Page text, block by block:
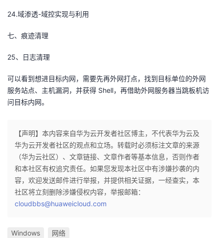
24.域渗透-域控实现与利用
七、痕迹清理
25、日志清理
可以看到想进目标内网，需要先再外网打点，找到目标单位的外网
服务站点、主机漏洞，并获得 Shell，再借助外网服务器当跳板机访
问目标内网。
【声明】本内容来自华为云开发者社区博主，不代表华为云及
华为云开发者社区的观点和立场。转载时必须标注文章的来源
（华为云社区）、文章链接、文章作者等基本信息，否则作者
和本社区有权追究责任。如果您发现本社区中有涉嫌抄袭的内
容，欢迎发送邮件进行举报，并提供相关证据，一经查实，本
社区将立刻删除涉嫌侵权内容，举报邮箱：
cloudbbs@huaweicloud.com
Windows 网络